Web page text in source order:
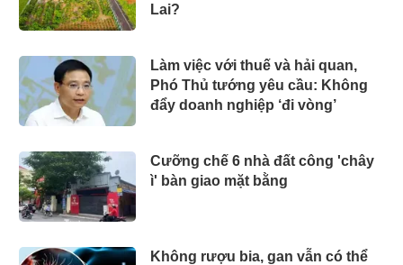
Lai?
Làm việc với thuế và hải quan,
Phó Thủ tướng yêu cầu: Không
đẩy doanh nghiệp ‘đi vòng’
Cưỡng chế 6 nhà đất công 'chây
ì' bàn giao mặt bằng
Không rượu bia, gan vẫn có thể